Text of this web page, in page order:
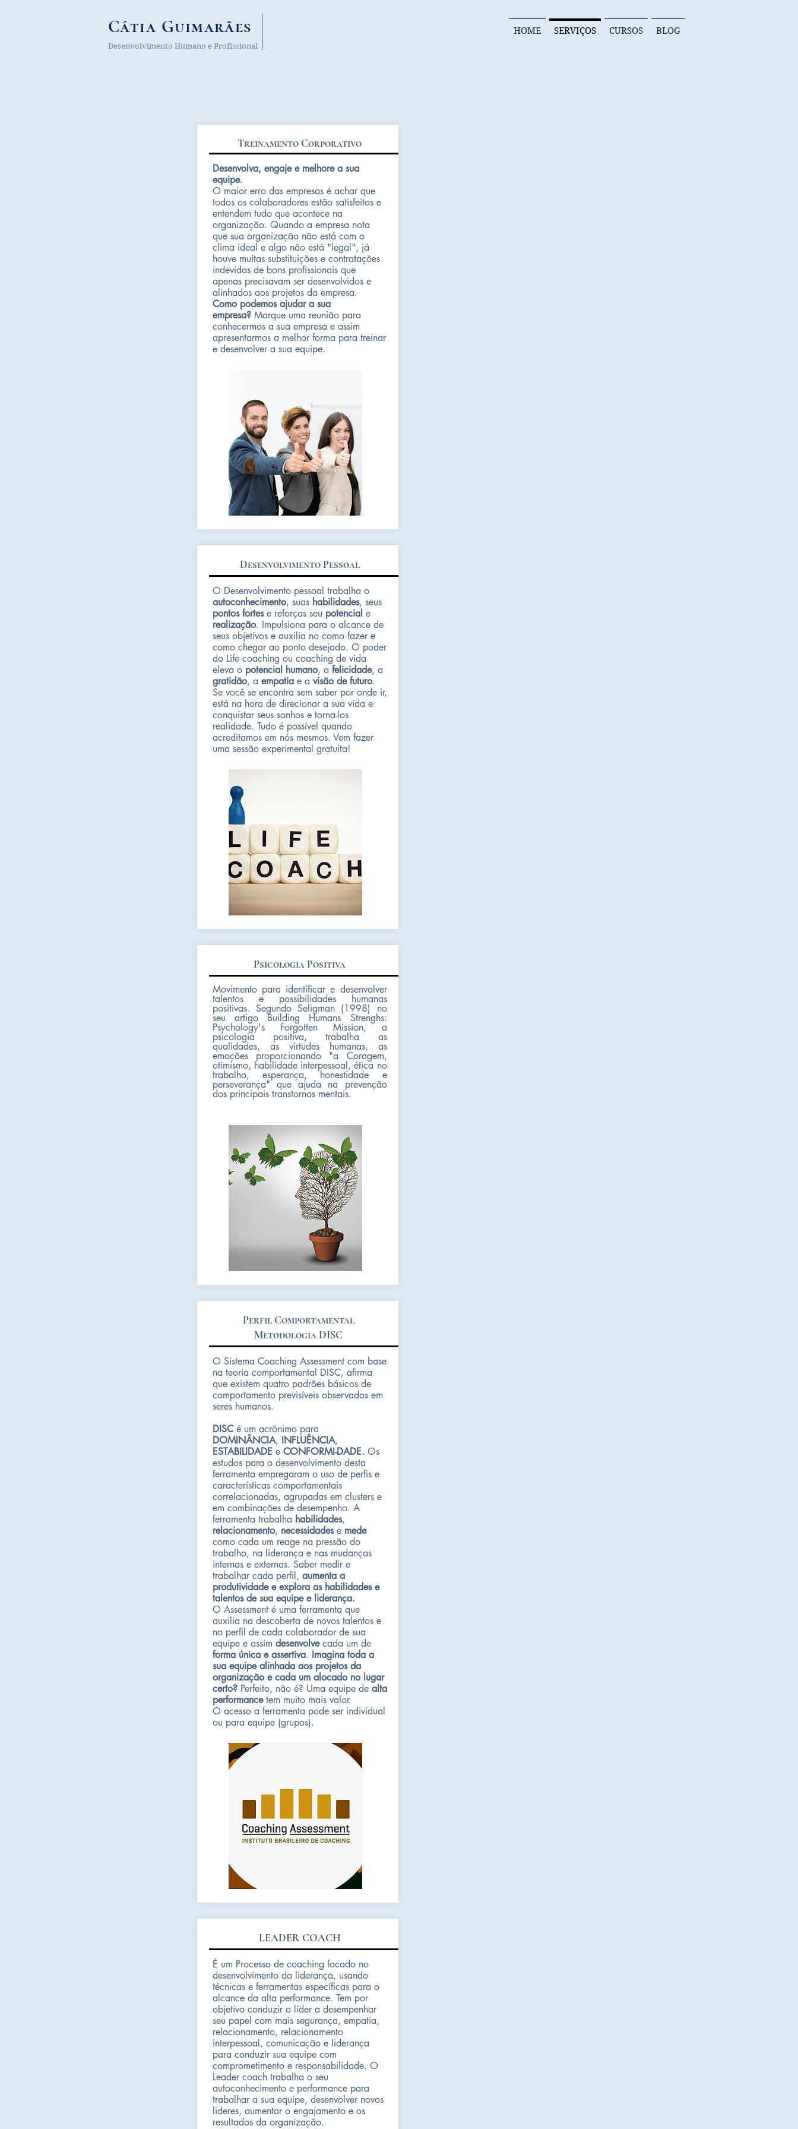
Cátia Guimarães HOME SERVIÇOS CURSOS BLOG
Desenvolvimento Humano e Profissional
Treinamento Corporativo
Desenvolva, engaje e melhore a sua
equipe.
O maior erro das empresas é achar que
todos os colaboradores estão satisfeitos e
entendem tudo que acontece na
organização. Quando a empresa nota
que sua organização não está com o
clima ideal e algo não está "legal", já
houve muitas substituições e contratações
indevidas de bons profissionais que
apenas precisavam ser desenvolvidos e
alinhados aos projetos da empresa.
Como podemos ajudar a sua
empresa? Marque uma reunião para
conhecermos a sua empresa e assim
apresentarmos a melhor forma para treinar
e desenvolver a sua equipe.
Desenvolvimento Pessoal
O Desenvolvimento pessoal trabalha o
autoconhecimento, suas habilidades, seus
pontos fortese reforças seu potencial e
realização. Impulsiona para o alcance de
seus objetivos e auxilia no como fazer e
como chegar ao ponto desejado. O poder
do Life coaching ou coaching de vida
eleva o potencial humano, a felicidade, a
gratidão, a empatiae a visão de futuro.
Se você se encontra sem saber por onde ir,
está na hora de direcionar a sua vida e
conquistar seus sonhos e torna-los
realidade. Tudo é possível quando
acreditamos em nós mesmos. Vem fazer
uma sessão experimental gratuita!
Psicologia Positiva
Movimento para identificar e desenvolver
talentos e possibilidades humanas
positivas. Segundo Seligman (1998) no
seu artigo Building Humans Strenghs:
Psychology's Forgotten Mission, a
psicologia positiva, trabalha as
qualidades, as virtudes humanas, as
emoções proporcionando "a Coragem,
otimismo, habilidade interpessoal, ética no
trabalho, esperança, honestidade e
perseverança" que ajuda na prevenção
dos principais transtornos mentais.
Perfil Comportamental
Metodologia DISC
O Sistema Coaching Assessment com base
na teoria comportamental DISC, afirma
que existem quatro padrões básicos de
comportamento previsíveis observados em
seres humanos.
DISCé um acrônimo para
DOMINÂNCIA, INFLUÊNCIA,
ESTABILIDADEe CONFORMI-DADE. Os
estudos para o desenvolvimento desta
ferramenta empregaram o uso de perfis e
características comportamentais
correlacionadas, agrupadas em clusters e
em combinações de desempenho. A
ferramenta trabalha habilidades,
relacionamento, necessidadese mede
como cada um reage na pressão do
trabalho, na liderança e nas mudanças
internas e externas. Saber medir e
trabalhar cada perfil, aumenta a
produtividade e explora as habilidades e
talentos de sua equipe e liderança.
O Assessment é uma ferramenta que
auxilia na descoberta de novos talentos e
no perfil de cada colaborador de sua
equipe e assim desenvolvecada um de
forma única e assertiva. Imagina toda a
sua equipe alinhada aos projetos da
organização e cada um alocado no lugar
certo?Perfeito, não é? Uma equipe de alta
performancetem muito mais valor.
O acesso a ferramenta pode ser individual
ou para equipe (grupos).
LEADER COACH
É um Processo de coaching focado no
desenvolvimento da liderança, usando
técnicas e ferramentas específicas para o
alcance da alta performance. Tem por
objetivo conduzir o líder a desempenhar
seu papel com mais segurança, empatia,
relacionamento, relacionamento
interpessoal, comunicação e liderança
para conduzir sua equipe com
comprometimento e responsabilidade. O
Leader coach trabalha o seu
autoconhecimento e performance para
trabalhar a sua equipe, desenvolver novos
lideres, aumentar o engajamento e os
resultados da organização.